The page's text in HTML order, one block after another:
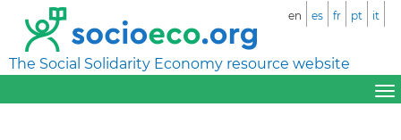
The Social Solidarity Economy resource website
en es fr pt it